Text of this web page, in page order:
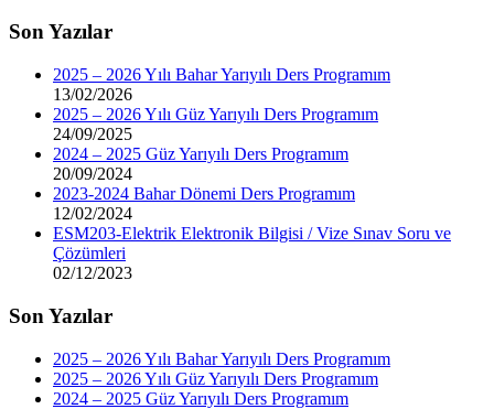
Son Yazılar
2025 – 2026 Yılı Bahar Yarıyılı Ders Programım
13/02/2026
2025 – 2026 Yılı Güz Yarıyılı Ders Programım
24/09/2025
2024 – 2025 Güz Yarıyılı Ders Programım
20/09/2024
2023-2024 Bahar Dönemi Ders Programım
12/02/2024
ESM203-Elektrik Elektronik Bilgisi / Vize Sınav Soru ve
Çözümleri
02/12/2023
Son Yazılar
2025 – 2026 Yılı Bahar Yarıyılı Ders Programım
2025 – 2026 Yılı Güz Yarıyılı Ders Programım
2024 – 2025 Güz Yarıyılı Ders Programım